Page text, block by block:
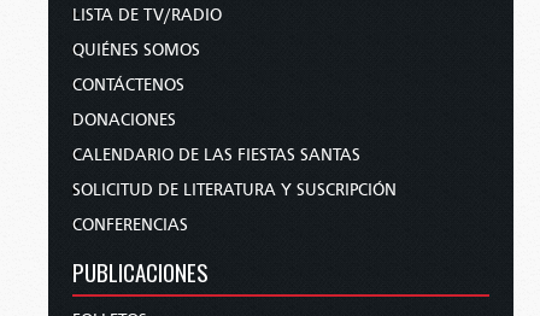
LISTA DE TV/RADIO
QUIÉNES SOMOS
CONTÁCTENOS
DONACIONES
CALENDARIO DE LAS FIESTAS SANTAS
SOLICITUD DE LITERATURA Y SUSCRIPCIÓN
CONFERENCIAS
PUBLICACIONES